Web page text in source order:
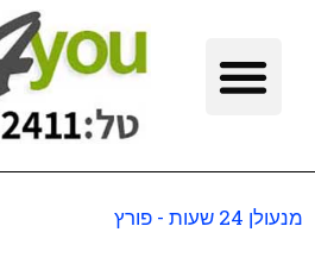
מנעולן 24 שעות - פורץ